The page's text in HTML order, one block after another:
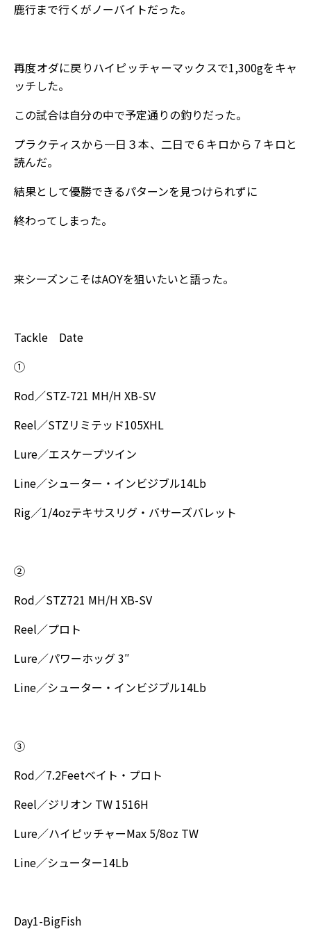
鹿行まで行くがノーバイトだった。
再度オダに戻りハイピッチャーマックスで1,300gをキャ
ッチした。
この試合は自分の中で予定通りの釣りだった。
プラクティスから一日３本、二日で６キロから７キロと
読んだ。
結果として優勝できるパターンを見つけられずに
終わってしまった。
来シーズンこそはAOYを狙いたいと語った。
Tackle Date
①
Rod／STZ-721 MH/H XB-SV
Reel／STZリミテッド105XHL
Lure／エスケープツイン
Line／シューター・インビジブル14Lb
Rig／1/4ozテキサスリグ・バサーズバレット
②
Rod／STZ721 MH/H XB-SV
Reel／プロト
Lure／パワーホッグ 3″
Line／シューター・インビジブル14Lb
③
Rod／7.2Feetベイト・プロト
Reel／ジリオン TW 1516H
Lure／ハイピッチャーMax 5/8oz TW
Line／シューター14Lb
Day1-BigFish